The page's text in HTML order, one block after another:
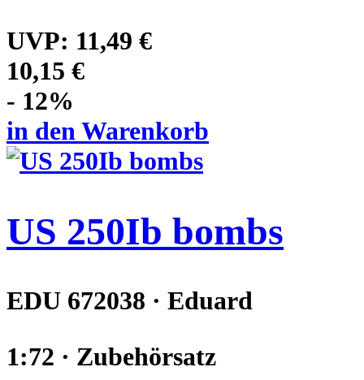
UVP: 11,49 €
10,15 €
- 12%
in den Warenkorb
US 250Ib bombs
EDU 672038 · Eduard
1:72 · Zubehörsatz